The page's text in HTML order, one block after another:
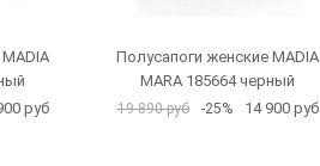
руб
Полусапоги женские MADIA
MARA 185664 черный
19 890 руб -25% 14 900 руб